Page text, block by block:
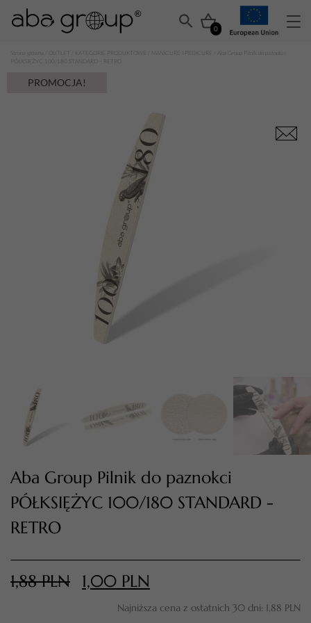
0
TWÓJ KOSZYK (0
PRZEJDŹ DO KOSZYKA
KATEGORIE PRODUKTOWE MANICURE I PEDICURE
/ Aba Group Pilnik do paznokci
PÓŁKSIĘŻYC 100/180 STANDARD – RETRO
PROMOCJA!
Aba Group Pilnik do paznokci
PÓŁKSIĘŻYC 100/180 STANDARD -
RETRO
1,88PLN 1,00 PLN
Najniższa cena z ostatnich 30 dni: 1,88 PLN